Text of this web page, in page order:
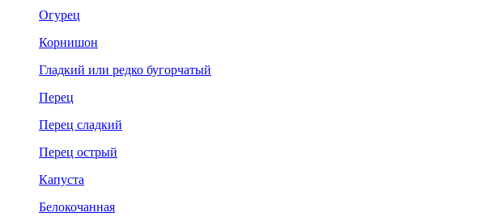
Огурец
Корнишон
Гладкий или редко бугорчатый
Перец
Перец сладкий
Перец острый
Капуста
Белокочанная